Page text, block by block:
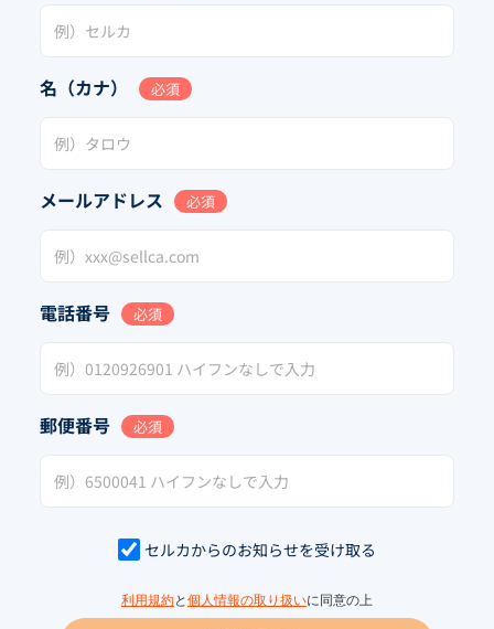
名（カナ） 必須
メールアドレス 必須
電話番号 必須
郵便番号 必須
セルカからのお知らせを受け取る
利用規約と 個人情報の取り扱いに同意の上